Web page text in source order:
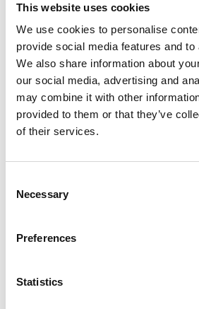
This website uses cookies
We use cookies to personalise
provide social media features and
We also share information about
our social media, advertising and
may combine it with other
provided to them or that they’ve
of their services.
Selection
Necessary
Preferences
Statistics
Produktinformation
Beschreibung
Solide Kombileiter 2×10
intensiven Einsatz durch Fachkräfte
gebogenen Holme
optimalen Arbeitskomfort und maximale
ausziehbar, zerlegbar und in eine
wodurch sie für